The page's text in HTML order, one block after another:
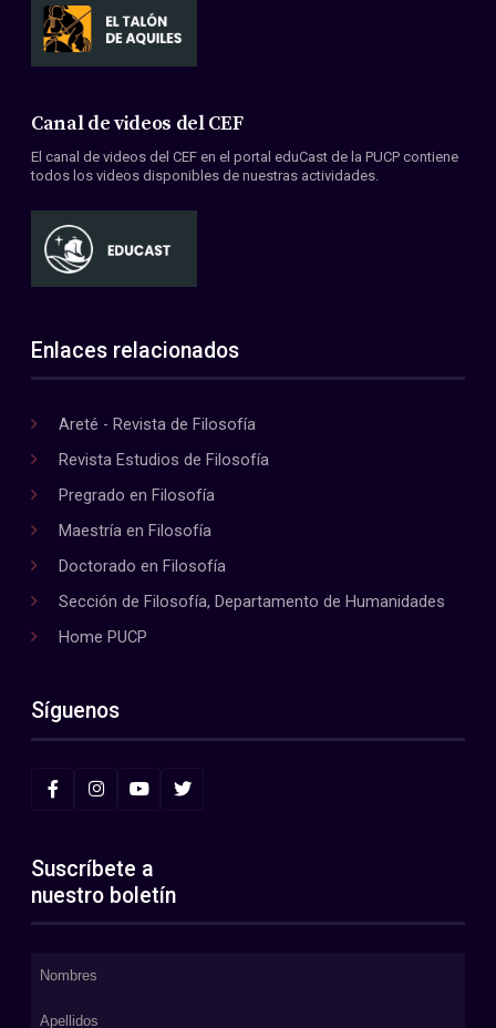
Canal de videos del CEF
El canal de videos del CEF en el portal eduCast de la PUCP contiene
todos los videos disponibles de nuestras actividades.
Enlaces relacionados
Areté - Revista de Filosofía
Revista Estudios de Filosofía
Pregrado en Filosofía
Maestría en Filosofía
Doctorado en Filosofía
Sección de Filosofía, Departamento de Humanidades
Home PUCP
Síguenos
Suscríbete a
nuestro boletín